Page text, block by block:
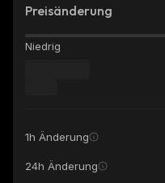
Preisänderung
Niedrig
1h Änderung
24h Änderung